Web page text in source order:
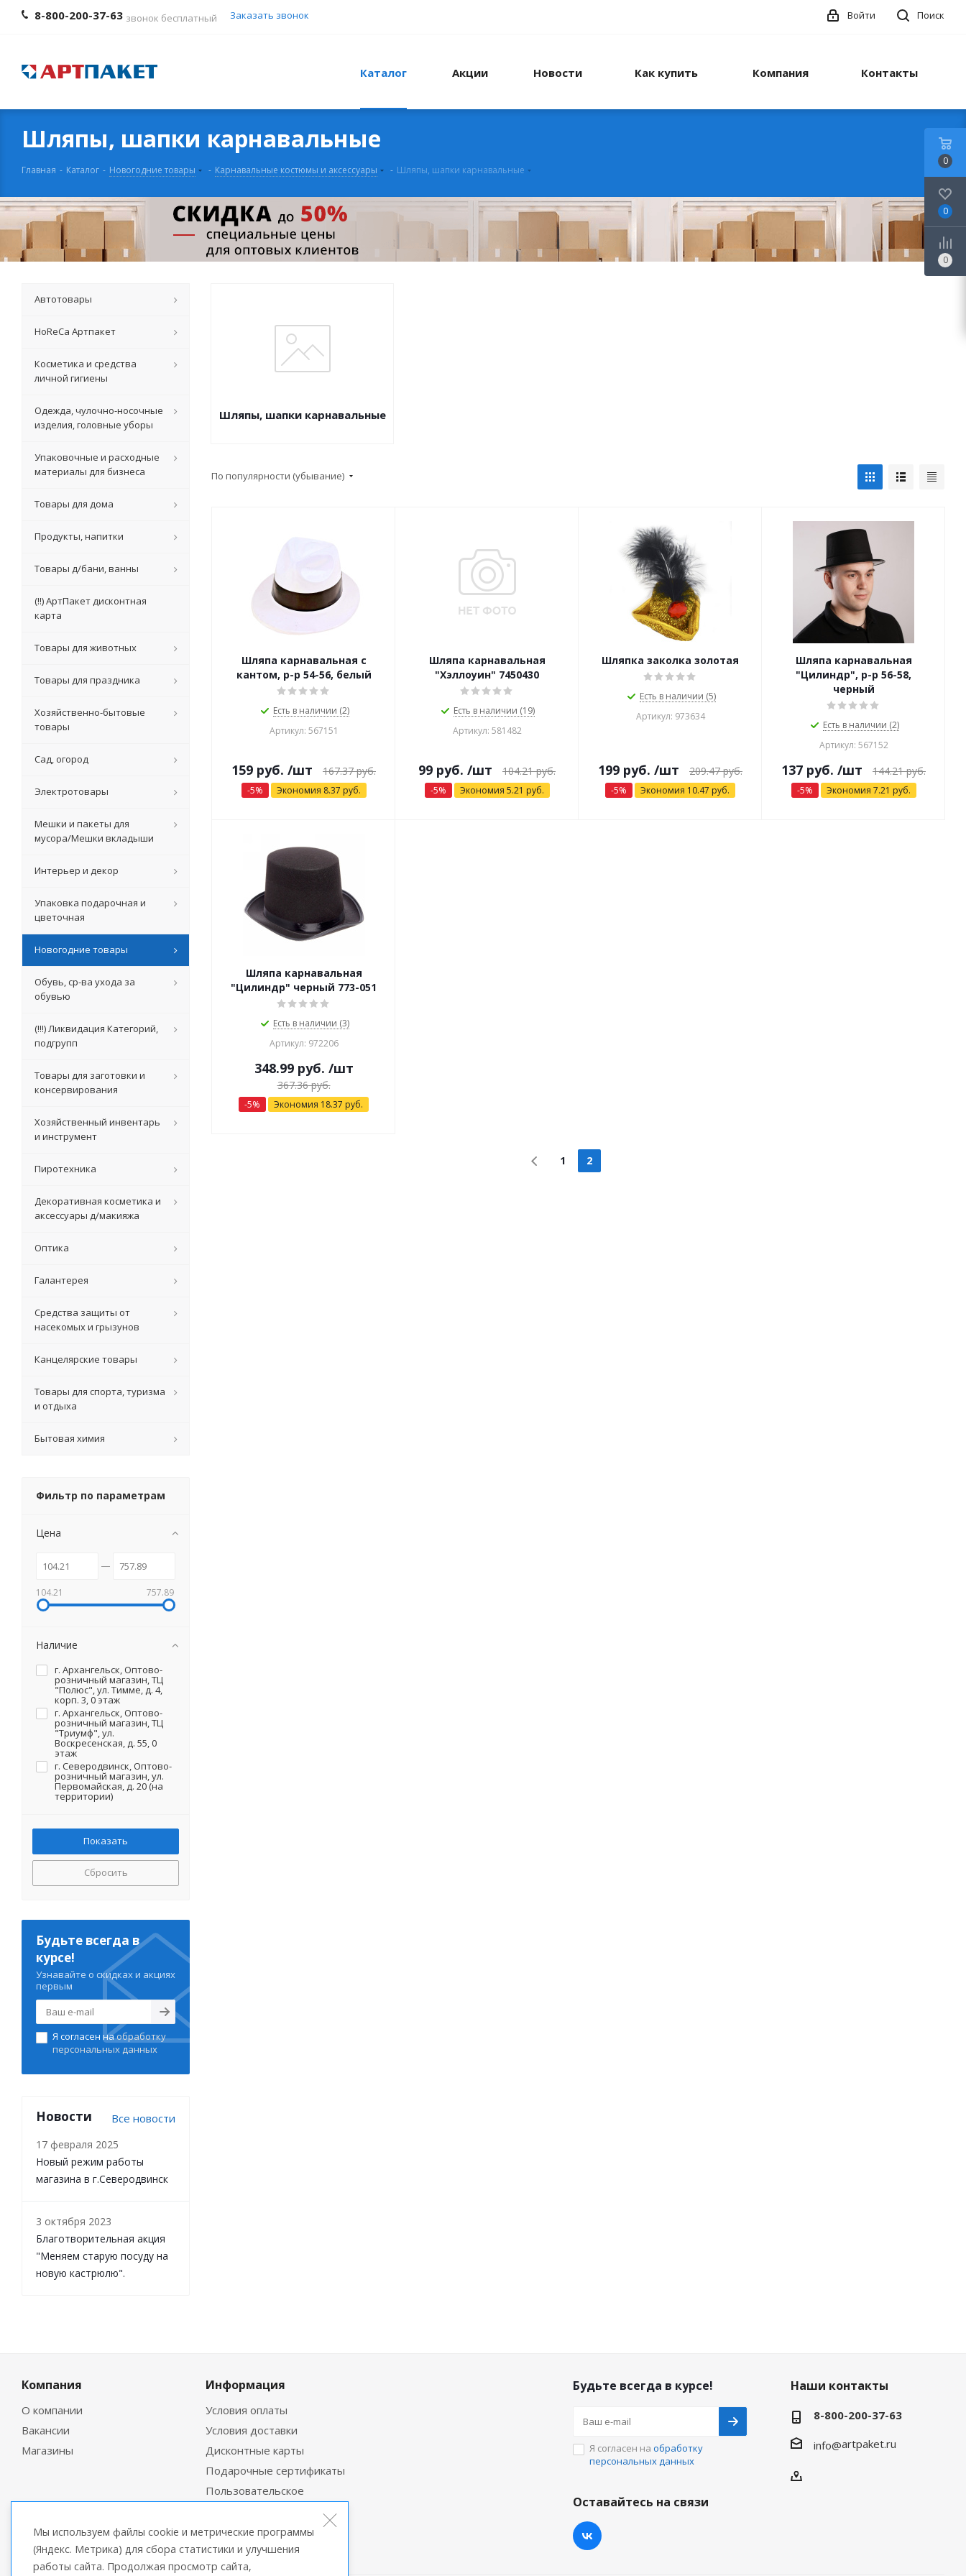
8-800-200-37-63 звонок бесплатный Заказать звонок Поиск
Войти
Каталог Акции Новости Как купить Компания Контакты
Шляпы, шапки карнавальные
Главная - Каталог - Новогодние товары - Карнавальные костюмы и аксессуары - Шляпы, шапки карнавальные
Шляпы, шапки карнавальные
По популярности (убывание)
Шляпа карнавальная с
кантом, р-р 54-56, белый
Есть в наличии (2)
Артикул: 567151
159 руб. /шт 167.37руб.
-5% Экономия 8.37 руб.
Шляпа карнавальная
"Хэллоуин" 7450430
Есть в наличии (19)
Артикул: 581482
99 руб. /шт 104.21руб.
-5% Экономия 5.21 руб.
Шляпка заколка золотая
Есть в наличии (5)
Артикул: 973634
199 руб. /шт 209.47руб.
-5% Экономия 10.47 руб.
Шляпа карнавальная
"Цилиндр", р-р 56-58,
черный
Есть в наличии (2)
Артикул: 567152
137 руб. /шт 144.21руб.
-5% Экономия 7.21 руб.
Шляпа карнавальная
"Цилиндр" черный 773-051
Есть в наличии (3)
Артикул: 972206
348.99руб. /шт
367.36руб.
-5% Экономия 18.37 руб.
1 2
Автотовары
HoReCa Артпакет
Косметика и средства
личной гигиены
Одежда, чулочно-носочные
изделия, головные уборы
Упаковочные и расходные
материалы для бизнеса
Товары для дома
Продукты, напитки
Товары д/бани, ванны
(!!) АртПакет дисконтная
карта
Товары для животных
Товары для праздника
Хозяйственно-бытовые
товары
Сад, огород
Электротовары
Мешки и пакеты для
мусора/Мешки вкладыши
Интерьер и декор
Упаковка подарочная и
цветочная
Новогодние товары
Обувь, ср-ва ухода за
обувью
(!!!) Ликвидация Категорий,
подгрупп
Товары для заготовки и
консервирования
Хозяйственный инвентарь
и инструмент
Пиротехника
Декоративная косметика и
аксессуары д/макияжа
Оптика
Галантерея
Средства защиты от
насекомых и грызунов
Канцелярские товары
Товары для спорта, туризма
и отдыха
Бытовая химия
Фильтр по параметрам
Цена
104.21 757.89
Наличие
г. Архангельск, Оптово-
розничный магазин, ТЦ
"Полюс", ул. Тимме, д. 4,
корп. 3, 0 этаж
г. Архангельск, Оптово-
розничный магазин, ТЦ
"Триумф", ул.
Воскресенская, д. 55, 0
этаж
г. Северодвинск, Оптово-
розничный магазин, ул.
Первомайская, д. 20 (на
территории)
Сбросить
Будьте всегда в
курсе!
Узнавайте о скидках и акциях
первым
Я согласен наобработку
персональных данных
Новости Все новости
17 февраля 2025
Новый режим работы
магазина в г.Северодвинск
3 октября 2023
Благотворительная акция
"Меняем старую посуду на
новую кастрюлю".
Компания
О компании
Вакансии
Магазины
Информация
Условия оплаты
Условия доставки
Дисконтные карты
Подарочные сертификаты
Пользовательское
соглашение
Будьте всегда в курсе!
Я согласен на обработку
персональных данных
Оставайтесь на связи
Наши контакты
8-800-200-37-63
info@artpaket.ru
Мы используем файлы cookie и метрические программы
(Яндекс. Метрика) для сбора статистики и улучшения
работы сайта. Продолжая просмотр сайта,
0
0
0